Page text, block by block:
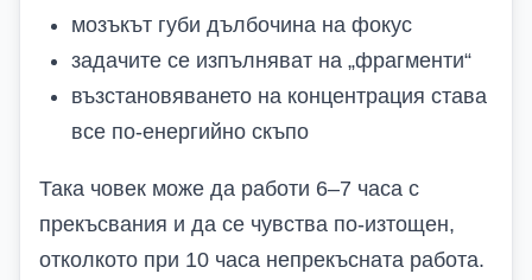
мозъкът губи дълбочина на фокус
задачите се изпълняват на „фрагменти“
възстановяването на концентрация става
все по-енергийно скъпо
Така човек може да работи 6–7 часа с
прекъсвания и да се чувства по-изтощен,
отколкото при 10 часа непрекъсната работа.